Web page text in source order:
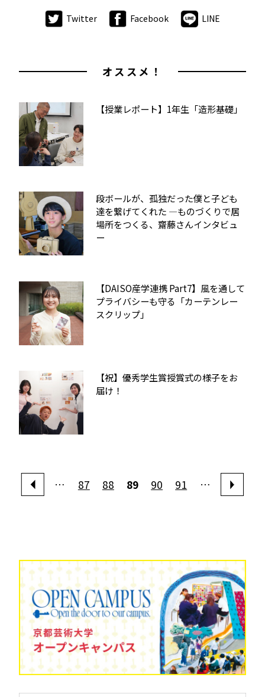
Twitter Facebook LINE
オススメ！
【授業レポート】1年生「造形基礎」
段ボールが、孤独だった僕と子ども
達を繋げてくれた ―ものづくりで居
場所をつくる、齋藤さんインタビュ
ー
【DAISO産学連携 Part7】風を通して
プライバシーも守る「カーテンレー
スクリップ」
【祝】優秀学生賞授賞式の様子をお
届け！
… 87 88 89 90 91 …